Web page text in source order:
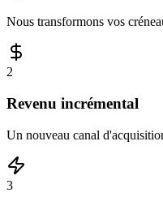
Nous transformons vos
2
Revenu incrémental
Un nouveau canal
3